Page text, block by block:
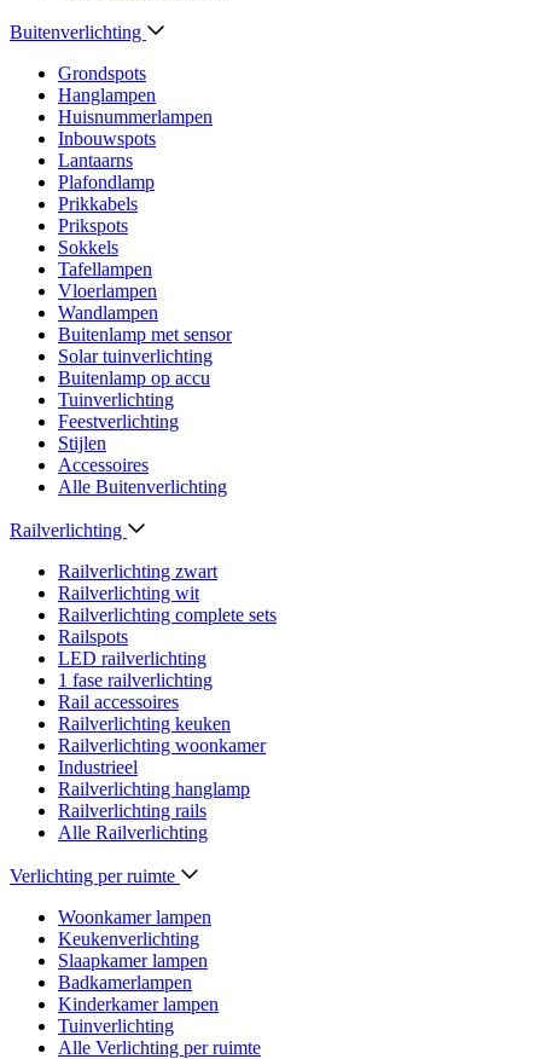
Buitenverlichting
Grondspots
Hanglampen
Huisnummerlampen
Inbouwspots
Lantaarns
Plafondlamp
Prikkabels
Prikspots
Sokkels
Tafellampen
Vloerlampen
Wandlampen
Buitenlamp met sensor
Solar tuinverlichting
Buitenlamp op accu
Tuinverlichting
Feestverlichting
Stijlen
Accessoires
Alle Buitenverlichting
Railverlichting
Railverlichting zwart
Railverlichting wit
Railverlichting complete sets
Railspots
LED railverlichting
1 fase railverlichting
Rail accessoires
Railverlichting keuken
Railverlichting woonkamer
Industrieel
Railverlichting hanglamp
Railverlichting rails
Alle Railverlichting
Verlichting per ruimte
Woonkamer lampen
Keukenverlichting
Slaapkamer lampen
Badkamerlampen
Kinderkamer lampen
Tuinverlichting
Alle Verlichting per ruimte